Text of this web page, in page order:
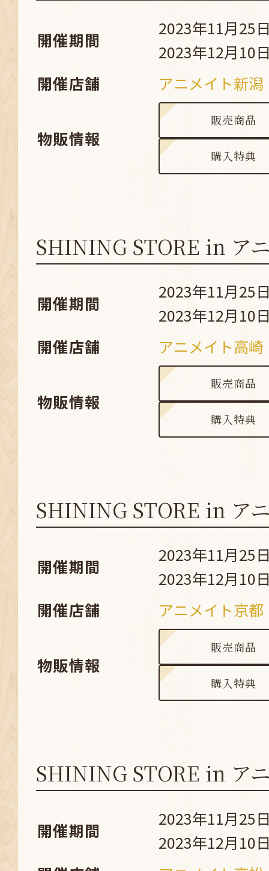
開催期間
2023年11月25
2023年12月10
開催店舗
アニメイト新潟
物販情報
販売商品
購入特典
SHINING STORE in ア
開催期間
2023年11月25
2023年12月10
開催店舗
アニメイト高崎
物販情報
販売商品
購入特典
SHINING STORE in ア
開催期間
2023年11月25
2023年12月10
開催店舗
アニメイト京都
物販情報
販売商品
購入特典
SHINING STORE in ア
開催期間
2023年11月25
2023年12月10